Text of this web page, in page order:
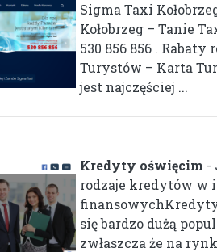
Sigma Taxi
Kołobrzeg – Tanie
530 856 856 . Rabaty
Turystów – Karta
jest najczęściej ...
Kredyty oświęcim -
rodzaje kredytów w
się bardzo dużą
zwłaszcza że na